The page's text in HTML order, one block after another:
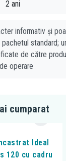
2 ani
informativ și
standard;
de către
operare
cumparat
Ideal
120 cu cadru